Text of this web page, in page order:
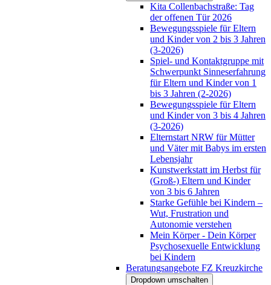
Kita Collenbachstraße: Tag
der offenen Tür 2026
Bewegungsspiele für Eltern
und Kinder von 2 bis 3 Jahren
(3-2026)
Spiel- und Kontaktgruppe mit
Schwerpunkt Sinneserfahrung
für Eltern und Kinder von 1
bis 3 Jahren (2-2026)
Bewegungsspiele für Eltern
und Kinder von 3 bis 4 Jahren
(3-2026)
Elternstart NRW für Mütter
und Väter mit Babys im ersten
Lebensjahr
Kunstwerkstatt im Herbst für
(Groß-) Eltern und Kinder
von 3 bis 6 Jahren
Starke Gefühle bei Kindern –
Wut, Frustration und
Autonomie verstehen
Mein Körper - Dein Körper
Psychosexuelle Entwicklung
bei Kindern
Beratungsangebote FZ Kreuzkirche
Dropdown umschalten